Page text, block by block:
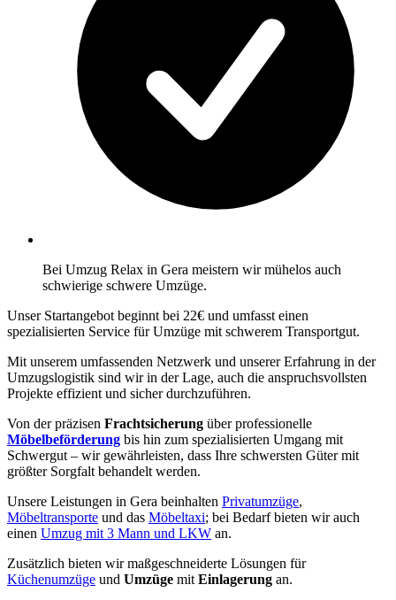
Bei Umzug Relax in Gera meistern wir mühelos auch
schwierige schwere Umzüge.
Unser Startangebot beginnt bei 22€ und umfasst einen
spezialisierten Service für Umzüge mit schwerem Transportgut.
Mit unserem umfassenden Netzwerk und unserer Erfahrung in der
Umzugslogistik sind wir in der Lage, auch die anspruchsvollsten
Projekte effizient und sicher durchzuführen.
Von der präzisen Frachtsicherung über professionelle
Möbelbeförderung bis hin zum spezialisierten Umgang mit
Schwergut – wir gewährleisten, dass Ihre schwersten Güter mit
größter Sorgfalt behandelt werden.
Unsere Leistungen in Gera beinhalten Privatumzüge,
Möbeltransporte und das Möbeltaxi; bei Bedarf bieten wir auch
einen Umzug mit 3 Mann und LKW an.
Zusätzlich bieten wir maßgeschneiderte Lösungen für
Küchenumzüge und Umzüge mit Einlagerung an.